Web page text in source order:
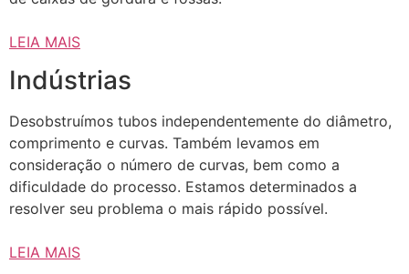
LEIA MAIS
Indústrias
Desobstruímos tubos independentemente do diâmetro,
comprimento e curvas. Também levamos em
consideração o número de curvas, bem como a
dificuldade do processo. Estamos determinados a
resolver seu problema o mais rápido possível.
LEIA MAIS